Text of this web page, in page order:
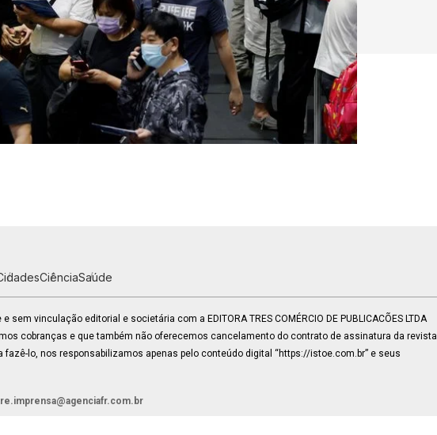
CiênciaSaúde
sem vinculação editorial e societária com a EDITORA TRES COMÉRCIO DE PUBLICACÕES LTDA
cobranças e que também não oferecemos cancelamento do contrato de assinatura da revista
lo, nos responsabilizamos apenas pelo conteúdo digital “https://istoe.com.br” e seus